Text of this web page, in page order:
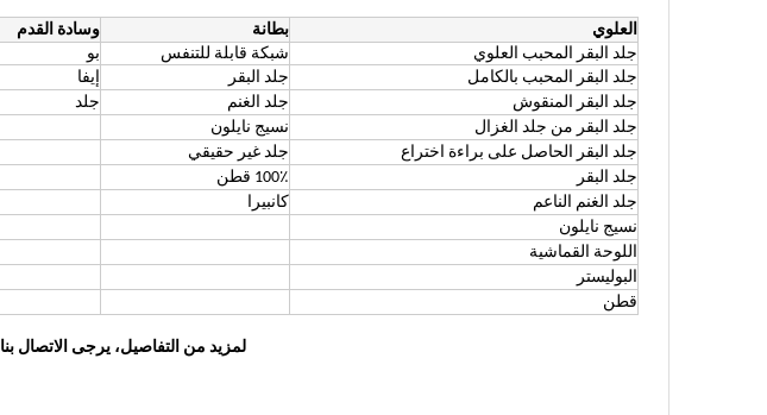
العلوي بطانة وسادة القدم
جلد البقر المحبب العلوي
شبكة قابلة للتنفس بو
جلد البقر المحبب بالكامل
جلد البقر إيفا
جلد البقر المنقوش
جلد الغنم جلد
جلد البقر من جلد الغزال
نسيج نايلون
جلد البقر الحاصل على براءة اختراع
جلد غير حقيقي
جلد البقر
100٪ قطن
جلد الغنم الناعم
كانبيرا
نسيج نايلون
اللوحة القماشية
البوليستر
قطن
لمزيد من التفاصيل، يرجى الاتصال بنا